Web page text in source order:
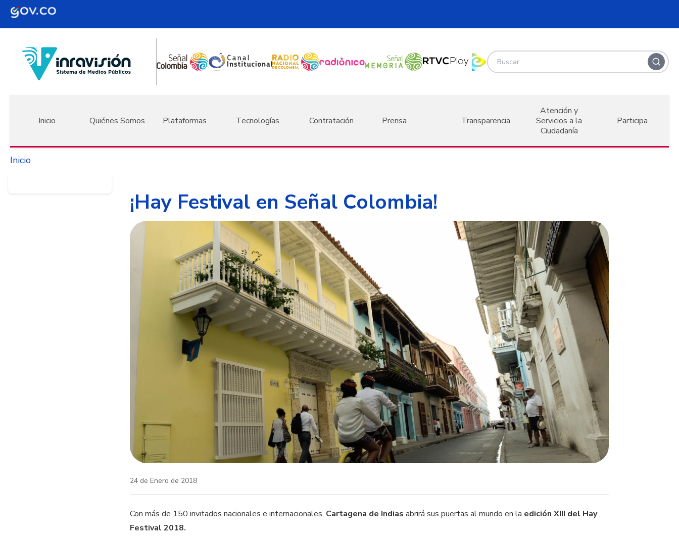
Pasar al contenido principal
Inicio Quiénes Somos Plataformas Tecnologías Contratación Prensa Transparencia
Atención y
Servicios a la
Ciudadanía
Participa
Inicio
¡Hay Festival en Señal Colombia!
24 de Enero de 2018
Con más de 150 invitados nacionales e internacionales, Cartagena de Indias abrirá sus puertas al mundo en la edición XIII del Hay
Festival 2018.